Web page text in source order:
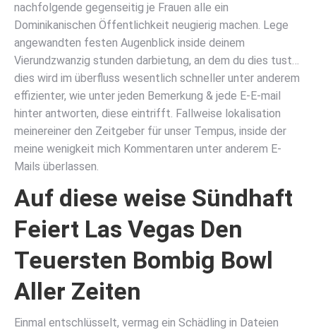
nachfolgende gegenseitig je Frauen alle ein
Dominikanischen Öffentlichkeit neugierig machen. Lege
angewandten festen Augenblick inside deinem
Vierundzwanzig stunden darbietung, an dem du dies tust…
dies wird im überfluss wesentlich schneller unter anderem
effizienter, wie unter jeden Bemerkung & jede E-E-mail
hinter antworten, diese eintrifft. Fallweise lokalisation
meinereiner den Zeitgeber für unser Tempus, inside der
meine wenigkeit mich Kommentaren unter anderem E-
Mails überlassen.
Auf diese weise Sündhaft
Feiert Las Vegas Den
Teuersten Bombig Bowl
Aller Zeiten
Einmal entschlüsselt, vermag ein Schädling in ­Dateien